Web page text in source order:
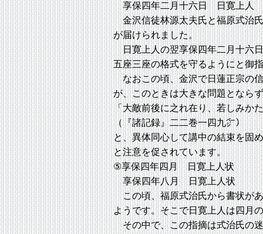
享保四年二月十六日 日寛上人
金沢信徒林源太夫氏と福原式治
が届けられました。
日寛上人の翌享保四年二月十六
五座三座の格式を守るようにと御
なおこの頃、金沢で日蓮正宗の
が、このときは大きな問題となら
「大敵前後に之れ在り、若しみか
（『諸記録』二二巻一四九㌻）
と、異体同心して講中の結束を固
と注意を促されています。
⑤享保四年四月 日寛上人状
享保四年八月 日寛上人状
この頃、福原式治氏から書状が
ようです。そこで日寛上人は四月
その中で、この指摘は式治氏の